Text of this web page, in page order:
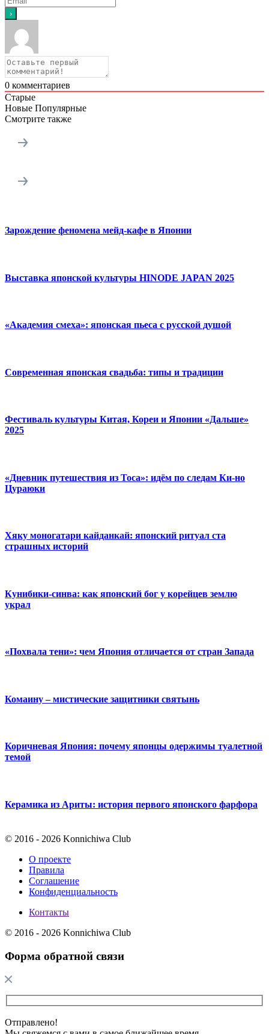
0 комментариев
Старые
Новые Популярные
Смотрите также
Зарождение феномена мейд-кафе в Японии
Выставка японской культуры HINODE JAPAN 2025
«Академия смеха»: японская пьеса с русской душой
Современная японская свадьба: типы и традиции
Фестиваль культуры Китая, Кореи и Японии «Дальше»
2025
«Дневник путешествия из Тоса»: идём по следам Ки-но
Цураюки
Хяку моногатари кайданкай: японский ритуал ста
страшных историй
Кунибики-синва: как японский бог у корейцев землю
украл
«Похвала тени»: чем Япония отличается от стран Запада
Комаину – мистические защитники святынь
Коричневая Япония: почему японцы одержимы туалетной
темой
Керамика из Ариты: история первого японского фарфора
© 2016 - 2026 Konnichiwa Club
О проекте
Правила
Соглашение
Конфиденциальность
Контакты
© 2016 - 2026 Konnichiwa Club
Форма обратной связи
Отправлено!